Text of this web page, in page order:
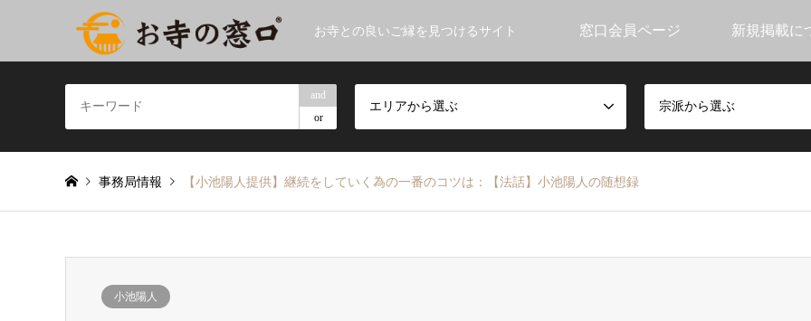
お寺との良いご縁を見つけるサイト 窓口会員ページ 新規掲載に
and
or
エリアから選ぶ 宗派から選ぶ
事務局情報 【小池陽人提供】継続をしていく為の一番のコツは：【法話】小池陽人の随想録
小池陽人